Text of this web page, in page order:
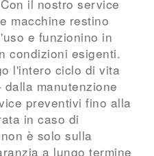
il nostro service
macchine restino
e funzionino in
condizioni esigenti.
l'intero ciclo di vita
manutenzione
preventivi fino alla
in caso di
è solo sulla
a lungo termine